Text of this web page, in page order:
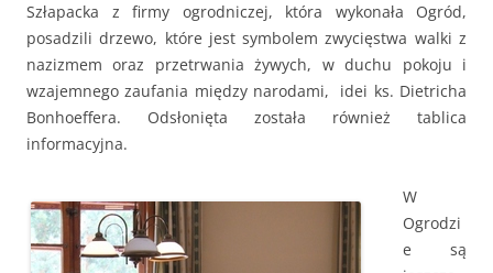
Szłapacka z firmy ogrodniczej, która wykonała Ogród,
posadzili drzewo, które jest symbolem zwycięstwa walki z
nazizmem oraz przetrwania żywych, w duchu pokoju i
wzajemnego zaufania między narodami, idei ks. Dietricha
Bonhoeffera. Odsłonięta została również tablica
informacyjna.
W
Ogrodzi
e są